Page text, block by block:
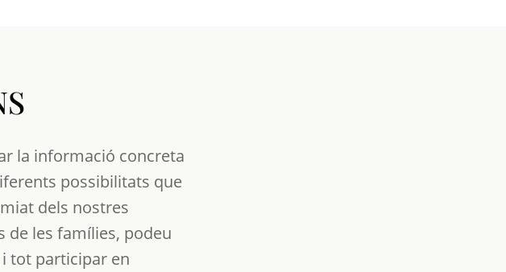
la informació concreta
possibilitats que
dels nostres
de les famílies, podeu
tot participar en